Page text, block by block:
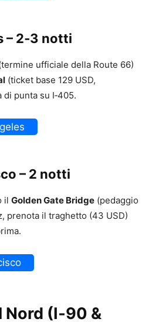
– 2‑3 notti
ufficiale della Route 66)
(ticket base 129 USD,
di punta su I‑405.
– 2 notti
il Golden Gate Bridge (pedaggio
prenota il traghetto (43 USD)
(I‑90 &